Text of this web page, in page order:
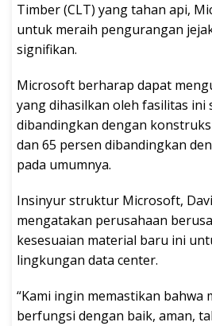
Timber (CLT) yang tahan api,
untuk meraih pengurangan
signifikan.
Microsoft berharap dapat
yang dihasilkan oleh fasilitas ini
dibandingkan dengan
dan 65 persen dibandingkan
pada umumnya.
Insinyur struktur Microsoft,
mengatakan perusahaan
kesesuaian material baru ini
lingkungan data center.
“Kami ingin memastikan bahwa
berfungsi dengan baik, aman,